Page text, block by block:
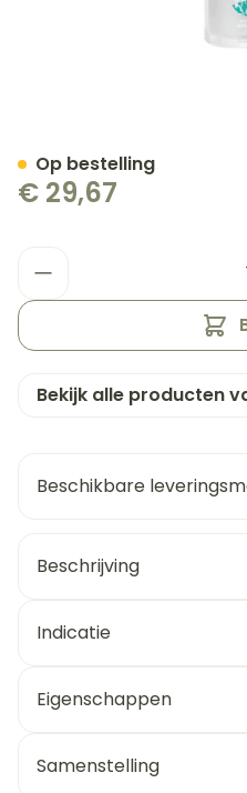
€ 29,67
Op bestelling
Bekijk alle producten
Beschikbare
Beschrijving
Indicatie
Eigenschappen
Samenstelling